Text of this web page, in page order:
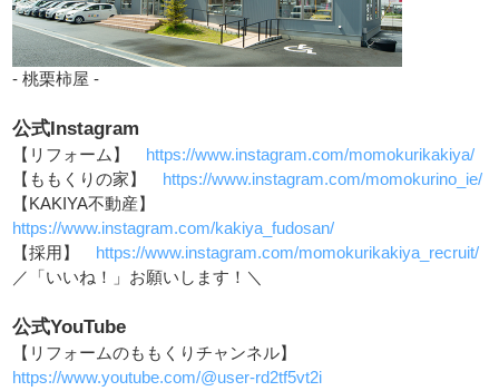
- 桃栗柿屋 -
公式Instagram
【リフォーム】
https://www.instagram.com/momokurikakiya/
【ももくりの家】
https://www.instagram.com/momokurino_ie/
【KAKIYA不動産】
https://www.instagram.com/kakiya_fudosan/
【採用】
https://www.instagram.com/momokurikakiya_recruit/
／「いいね！」お願いします！＼
公式YouTube
【リフォームのももくりチャンネル】
https://www.youtube.com/@user-rd2tf5vt2i